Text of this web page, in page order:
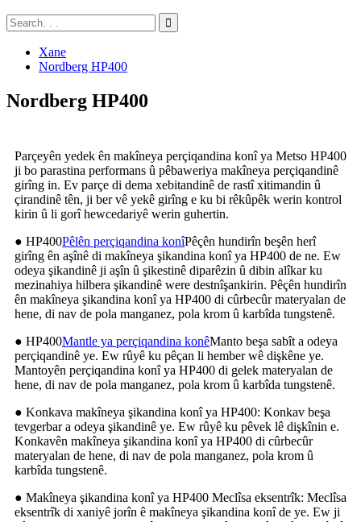
Xane
Nordberg HP400
Nordberg HP400
Parçeyên yedek ên makîneya perçiqandina konî ya Metso HP400
ji bo parastina performans û pêbaweriya makîneya perçiqandinê
girîng in. Ev parçe di dema xebitandinê de rastî xitimandin û
çirandinê tên, ji ber vê yekê girîng e ku bi rêkûpêk werin kontrol
kirin û li gorî hewcedariyê werin guhertin.
● HP400Pêlên perçiqandina konîPêçên hundirîn beşên herî
girîng ên aşînê di makîneya şikandina konî ya HP400 de ne. Ew
odeya şikandinê ji aşîn û şikestinê diparêzin û dibin alîkar ku
mezinahiya hilbera şikandinê were destnîşankirin. Pêçên hundirîn
ên makîneya şikandina konî ya HP400 di cûrbecûr materyalan de
hene, di nav de pola manganez, pola krom û karbîda tungstenê.
● HP400Mantle ya perçiqandina konêManto beşa sabît a odeya
perçiqandinê ye. Ew rûyê ku pêçan li hember wê dişkêne ye.
Mantoyên perçiqandina konî ya HP400 di gelek materyalan de
hene, di nav de pola manganez, pola krom û karbîda tungstenê.
● Konkava makîneya şikandina konî ya HP400: Konkav beşa
tevgerbar a odeya şikandinê ye. Ew rûyê ku pêvek lê dişkînin e.
Konkavên makîneya şikandina konî ya HP400 di cûrbecûr
materyalan de hene, di nav de pola manganez, pola krom û
karbîda tungstenê.
● Makîneya şikandina konî ya HP400 Meclîsa eksentrîk: Meclîsa
eksentrîk di xaniyê jorîn ê makîneya şikandina konî de ye. Ew ji